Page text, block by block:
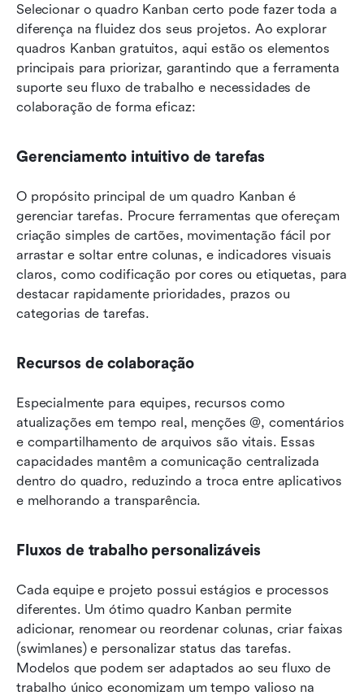
Selecionar o quadro Kanban certo pode fazer toda a
diferença na fluidez dos seus projetos. Ao explorar
quadros Kanban gratuitos, aqui estão os elementos
principais para priorizar, garantindo que a ferramenta
suporte seu fluxo de trabalho e necessidades de
colaboração de forma eficaz:
Gerenciamento intuitivo de tarefas
O propósito principal de um quadro Kanban é
gerenciar tarefas. Procure ferramentas que ofereçam
criação simples de cartões, movimentação fácil por
arrastar e soltar entre colunas, e indicadores visuais
claros, como codificação por cores ou etiquetas, para
destacar rapidamente prioridades, prazos ou
categorias de tarefas.
Recursos de colaboração
Especialmente para equipes, recursos como
atualizações em tempo real, menções @, comentários
e compartilhamento de arquivos são vitais. Essas
capacidades mantêm a comunicação centralizada
dentro do quadro, reduzindo a troca entre aplicativos
e melhorando a transparência.
Fluxos de trabalho personalizáveis
Cada equipe e projeto possui estágios e processos
diferentes. Um ótimo quadro Kanban permite
adicionar, renomear ou reordenar colunas, criar faixas
(swimlanes) e personalizar status das tarefas.
Modelos que podem ser adaptados ao seu fluxo de
trabalho único economizam um tempo valioso na